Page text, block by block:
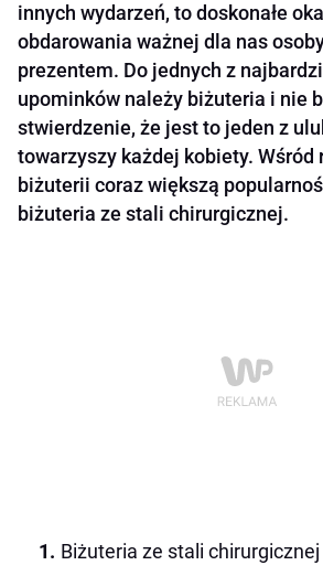
innych wydarzeń, to doskonałe
obdarowania ważnej dla nas
prezentem. Do jednych z
upominków należy biżuteria i nie
stwierdzenie, że jest to jeden z
towarzyszy każdej kobiety. Wśród
biżuterii coraz większą
biżuteria ze stali chirurgicznej.
Biżuteria ze stali chirurgicznej